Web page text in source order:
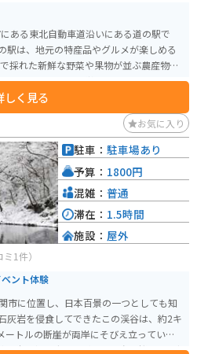
ある東北自動車道沿いにある道の駅で
駅は、地元の特産品やグルメが楽しめる
とつです。旬の味覚を味わえるとあっ
た、岩手県産のブランド米「ひとめぼれ」
粉を使った手打ちそばなど、地元の味が
イレも完備されているので、安心して
手県屈指の景勝地である猊鼻渓や、歴史
も点在しており、ツーリングの拠点と
しく見る
お気に入り
ミ1件）
ント体験
市に位置し、日本百景の一つとしても知
灰岩を侵食してできたこの渓谷は、約2キ
トルの断崖が両岸にそびえ立っていま
一本で操る舟下りがあり、春の桜、夏の新
駐車： 駐車場あり
予算： 1800円
混雑： 普通
滞在： 1.5時間
施設： 屋外